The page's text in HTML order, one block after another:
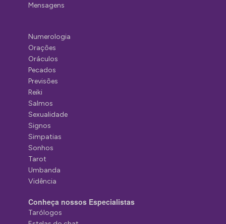
Mensagens
Numerologia
Orações
Oráculos
Pecados
Previsões
Reiki
Salmos
Sexualidade
Signos
Simpatias
Sonhos
Tarot
Umbanda
Vidência
Conheça nossos Especialistas
Tarólogos